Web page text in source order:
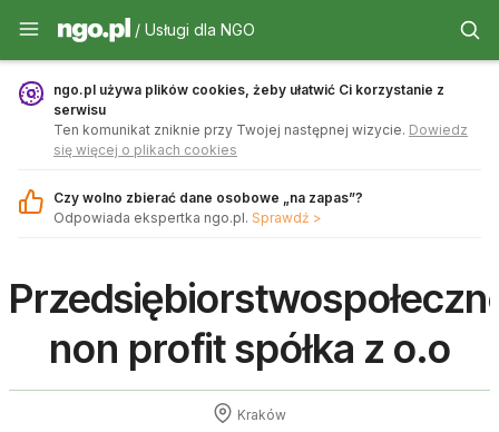
Usługi dla NGO - ngo.pl
/ Usługi dla NGO
ngo.pl używa plików cookies, żeby ułatwić Ci korzystanie z
serwisu
Ten komunikat zniknie przy Twojej następnej wizycie. Dowiedz
się więcej o plikach cookies
Czy wolno zbierać dane osobowe „na zapas”?
Odpowiada ekspertka ngo.pl. Sprawdź >
non profit spółka z o.o
Kraków